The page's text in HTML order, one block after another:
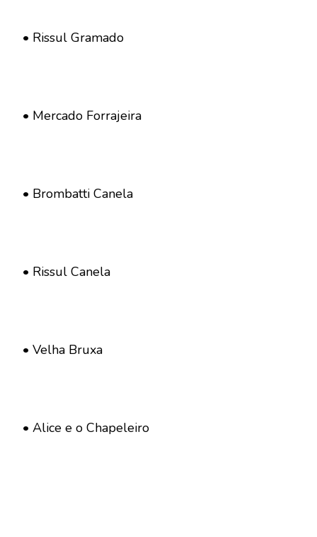
• Rissul Gramado
• Mercado Forrajeira
• Brombatti Canela
• Rissul Canela
• Velha Bruxa
• Alice e o Chapeleiro